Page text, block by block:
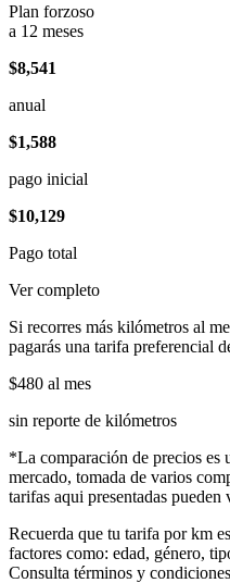
Plan forzoso
a 12 meses
$8,541
anual
$1,588
pago inicial
$10,129
Pago total
Ver completo
Si recorres más kilómetros al
pagarás una tarifa preferencial
$480 al mes
sin reporte de kilómetros
*La comparación de precios es
mercado, tomada de varios
tarifas aqui presentadas pueden
Recuerda que tu tarifa por km
factores como: edad, género,
Consulta términos y